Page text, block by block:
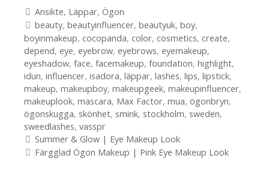
Kategorier
Ansikte, Läppar, Ögon
Etiketter
beauty, beautyinfluencer, beautyuk, boy,
boyinmakeup, cocopanda, color, cosmetics, create,
depend, eye, eyebrow, eyebrows, eyemakeup,
eyeshadow, face, facemakeup, foundation, highlight,
idun, influencer, isadora, läppar, lashes, lips, lipstick,
makeup, makeupboy, makeupgeek, makeupinfluencer,
makeuplook, mascara, Max Factor, mua, ögonbryn,
ögonskugga, skönhet, smink, stockholm, sweden,
sweedlashes, vasspr
Inläggsnavigering
Summer & Glow | Eye Makeup Look
Färgglad Ögon Makeup | Pink Eye Makeup Look